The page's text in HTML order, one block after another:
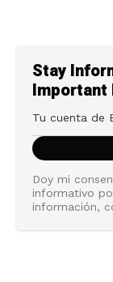
Stay
Important
Doy mi
informativo
información,